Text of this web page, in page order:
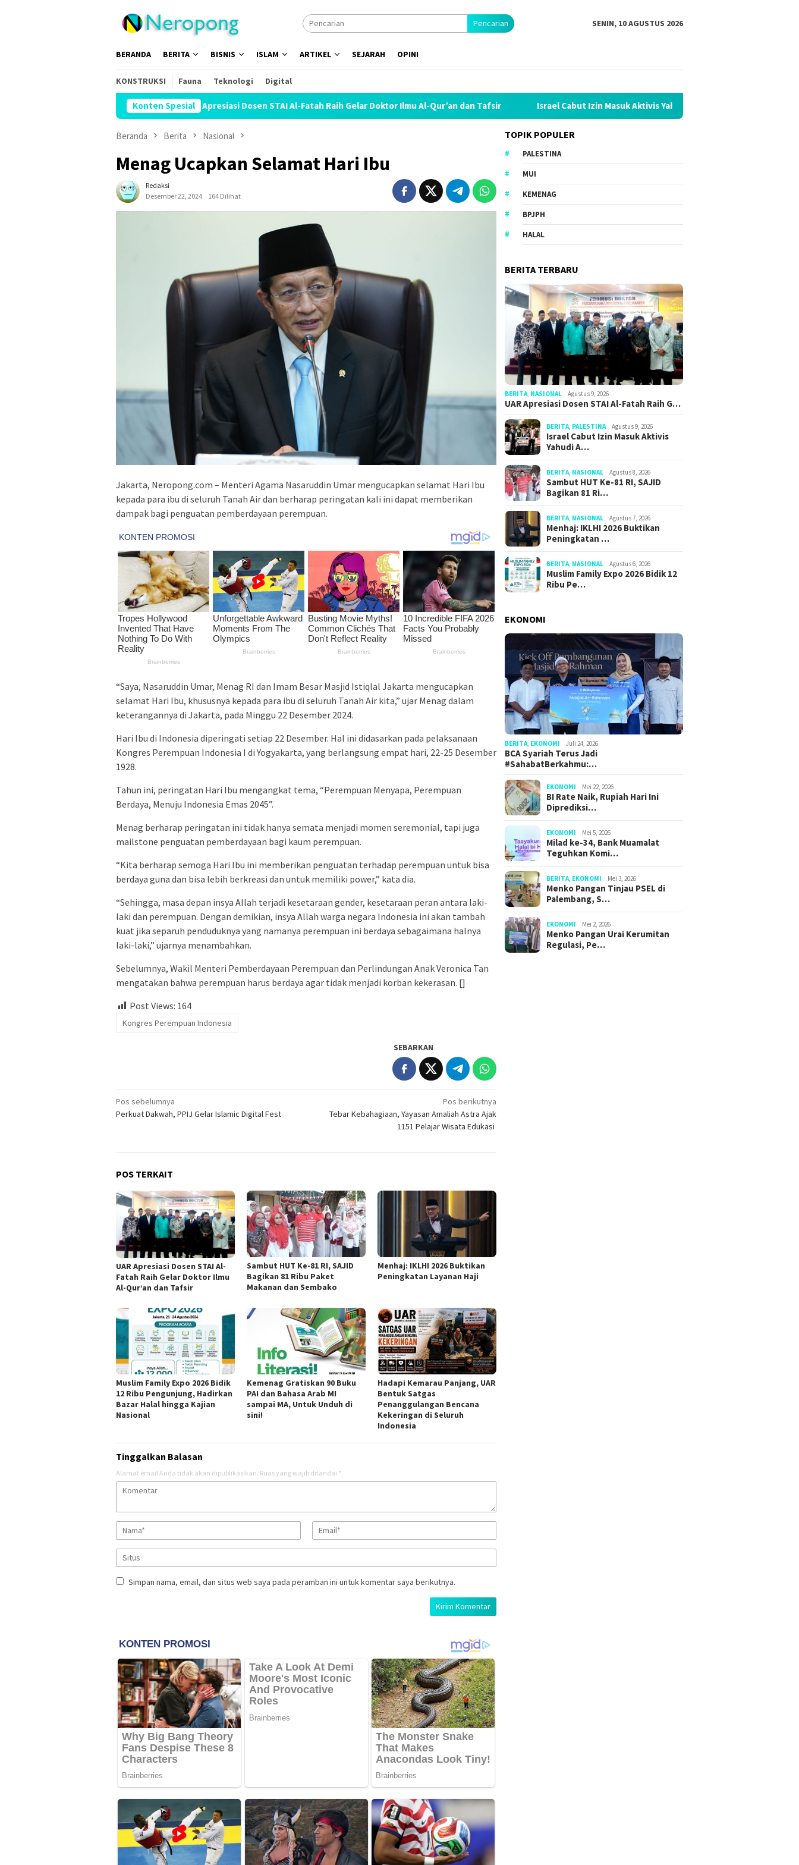
Pencarian SENIN, 10 AGUSTUS 2026
BERANDA BERITA BISNIS ISLAM ARTIKEL SEJARAH OPINI
KONSTRUKSI Fauna Teknologi Digital
Konten Spesial
UAR Apresiasi Dosen STAI Al-Fatah Raih Gelar Doktor Ilmu Al-Qur’an dan Tafsir Israel Cabut Izin Masuk Aktivis Yahudi AS Pendukung Palestina
Beranda Berita Nasional
Menag Ucapkan Selamat Hari Ibu
Redaksi
Desember 22, 2024
164 Dilihat
Jakarta, Neropong.com – Menteri Agama Nasaruddin Umar mengucapkan selamat Hari Ibu
kepada para ibu di seluruh Tanah Air dan berharap peringatan kali ini dapat memberikan
dampak bagi penguatan pemberdayaan perempuan.
“Saya, Nasaruddin Umar, Menag RI dan Imam Besar Masjid Istiqlal Jakarta mengucapkan
selamat Hari Ibu, khususnya kepada para ibu di seluruh Tanah Air kita,” ujar Menag dalam
keterangannya di Jakarta, pada Minggu 22 Desember 2024.
Hari Ibu di Indonesia diperingati setiap 22 Desember. Hal ini didasarkan pada pelaksanaan
Kongres Perempuan Indonesia I di Yogyakarta, yang berlangsung empat hari, 22-25 Desember
1928.
Tahun ini, peringatan Hari Ibu mengangkat tema, “Perempuan Menyapa, Perempuan
Berdaya, Menuju Indonesia Emas 2045”.
Menag berharap peringatan ini tidak hanya semata menjadi momen seremonial, tapi juga
mailstone penguatan pemberdayaan bagi kaum perempuan.
“Kita berharap semoga Hari Ibu ini memberikan penguatan terhadap perempuan untuk bisa
berdaya guna dan bisa lebih berkreasi dan untuk memiliki power,” kata dia.
“Sehingga, masa depan insya Allah terjadi kesetaraan gender, kesetaraan peran antara laki-
laki dan perempuan. Dengan demikian, insya Allah warga negara Indonesia ini akan tambah
kuat jika separuh penduduknya yang namanya perempuan ini berdaya sebagaimana halnya
laki-laki,” ujarnya menambahkan.
Sebelumnya, Wakil Menteri Pemberdayaan Perempuan dan Perlindungan Anak Veronica Tan
mengatakan bahwa perempuan harus berdaya agar tidak menjadi korban kekerasan. []
Post Views: 164
Kongres Perempuan Indonesia
SEBARKAN
Navigasi
pos
Pos sebelumnya
Perkuat Dakwah, PPIJ Gelar Islamic Digital Fest
Pos berikutnya
Tebar Kebahagiaan, Yayasan Amaliah Astra Ajak
1151 Pelajar Wisata Edukasi
POS TERKAIT
UAR Apresiasi Dosen STAI Al-
Fatah Raih Gelar Doktor Ilmu
Al-Qur’an dan Tafsir
Sambut HUT Ke-81 RI, SAJID
Bagikan 81 Ribu Paket
Makanan dan Sembako
Menhaj: IKLHI 2026 Buktikan
Peningkatan Layanan Haji
Muslim Family Expo 2026 Bidik
12 Ribu Pengunjung, Hadirkan
Bazar Halal hingga Kajian
Nasional
Kemenag Gratiskan 90 Buku
PAI dan Bahasa Arab MI
sampai MA, Untuk Unduh di
sini!
Hadapi Kemarau Panjang, UAR
Bentuk Satgas
Penanggulangan Bencana
Kekeringan di Seluruh
Indonesia
Tinggalkan Balasan
Alamat email Anda tidak akan dipublikasikan. Ruas yang wajib ditandai *
Simpan nama, email, dan situs web saya pada peramban ini untuk komentar saya berikutnya.
TOPIK POPULER
PALESTINA
MUI
KEMENAG
BPJPH
HALAL
BERITA TERBARU
BERITA NASIONAL Agustus 9, 2026
UAR Apresiasi Dosen STAI Al-Fatah Raih G…
BERITA PALESTINA Agustus 9, 2026
Israel Cabut Izin Masuk Aktivis
Yahudi A…
BERITA NASIONAL Agustus 8, 2026
Sambut HUT Ke-81 RI, SAJID
Bagikan 81 Ri…
BERITA NASIONAL Agustus 7, 2026
Menhaj: IKLHI 2026 Buktikan
Peningkatan …
BERITA NASIONAL Agustus 6, 2026
Muslim Family Expo 2026 Bidik 12
Ribu Pe…
EKONOMI
BERITA EKONOMI Juli 24, 2026
BCA Syariah Terus Jadi
#SahabatBerkahmu:…
EKONOMI Mei 22, 2026
BI Rate Naik, Rupiah Hari Ini
Diprediksi…
EKONOMI Mei 5, 2026
Milad ke-34, Bank Muamalat
Teguhkan Komi…
BERITA EKONOMI Mei 3, 2026
Menko Pangan Tinjau PSEL di
Palembang, S…
EKONOMI Mei 2, 2026
Menko Pangan Urai Kerumitan
Regulasi, Pe…